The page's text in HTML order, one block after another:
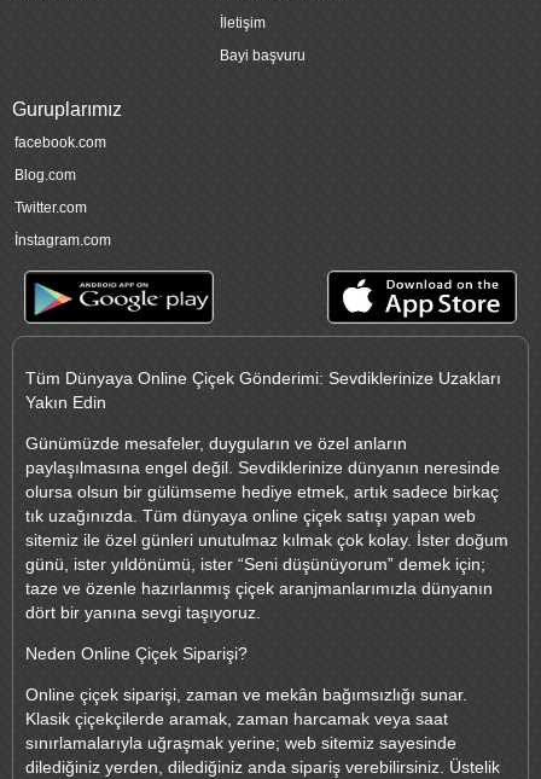
İletişim
Bayi başvuru
Guruplarımız
facebook.com
Blog.com
Twitter.com
İnstagram.com
Tüm Dünyaya Online Çiçek Gönderimi: Sevdiklerinize Uzakları
Yakın Edin
Günümüzde mesafeler, duyguların ve özel anların
paylaşılmasına engel değil. Sevdiklerinize dünyanın neresinde
olursa olsun bir gülümseme hediye etmek, artık sadece birkaç
tık uzağınızda. Tüm dünyaya online çiçek satışı yapan web
sitemiz ile özel günleri unutulmaz kılmak çok kolay. İster doğum
günü, ister yıldönümü, ister “Seni düşünüyorum” demek için;
taze ve özenle hazırlanmış çiçek aranjmanlarımızla dünyanın
dört bir yanına sevgi taşıyoruz.
Neden Online Çiçek Siparişi?
Online çiçek siparişi, zaman ve mekân bağımsızlığı sunar.
Klasik çiçekçilerde aramak, zaman harcamak veya saat
sınırlamalarıyla uğraşmak yerine; web sitemiz sayesinde
dilediğiniz yerden, dilediğiniz anda sipariş verebilirsiniz. Üstelik